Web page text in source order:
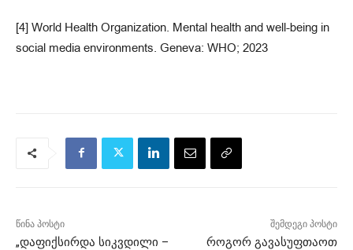
[4] World Health Organization. Mental health and well-being in
social media environments. Geneva: WHO; 2023
წინა პოსტი
„დაფიქსირდა სიკვდილი –
შემდეგი პოსტი
როგორ გავასუფთაოთ